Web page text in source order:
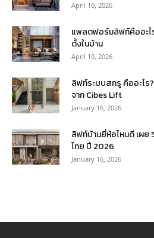
April 10, 2026
แพลตฟอร์มลิฟท์คืออะไ
ตั้งในบ้าน
April 10, 2026
ลิฟท์ระบบสกรู คืออะไร
จาก Cibes Lift
January 16, 2026
ลิฟท์บ้านยี่ห้อไหนดี เผ
ไทย ปี 2026
January 16, 2026